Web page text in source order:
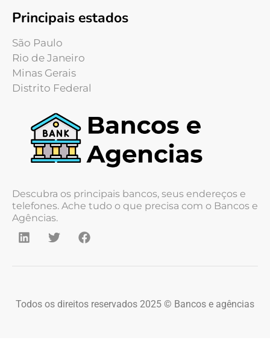
Principais estados
São Paulo
Rio de Janeiro
Minas Gerais
Distrito Federal
Descubra os principais bancos, seus endereços e
telefones. Ache tudo o que precisa com o Bancos e
Agências.
Todos os direitos reservados 2025 © Bancos e agências